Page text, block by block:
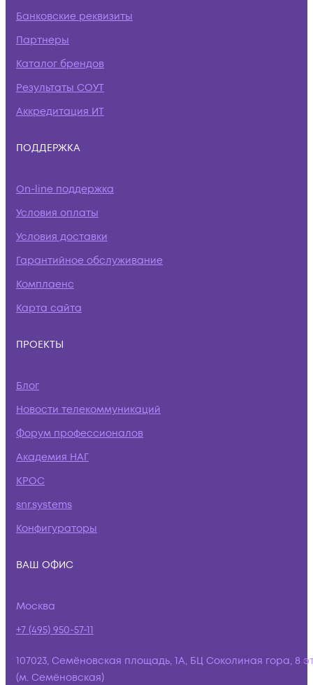
Банковские реквизиты
Партнеры
Каталог брендов
Результаты СОУТ
Аккредитация ИТ
ПОДДЕРЖКА
On-line поддержка
Условия оплаты
Условия доставки
Гарантийное обслуживание
Комплаенс
Карта сайта
ПРОЕКТЫ
Блог
Новости телекоммуникаций
Форум профессионалов
Академия НАГ
КРОС
snr.systems
Конфигураторы
ВАШ ОФИС
Москва
+7 (495) 950-57-11
107023, Семёновская площадь, 1А, БЦ Соколиная гора, 8
(м. Семёновская)